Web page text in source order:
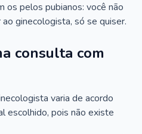
os pelos pubianos: você não
ginecologista, só se quiser.
consulta com
varia de acordo
escolhido, pois não existe